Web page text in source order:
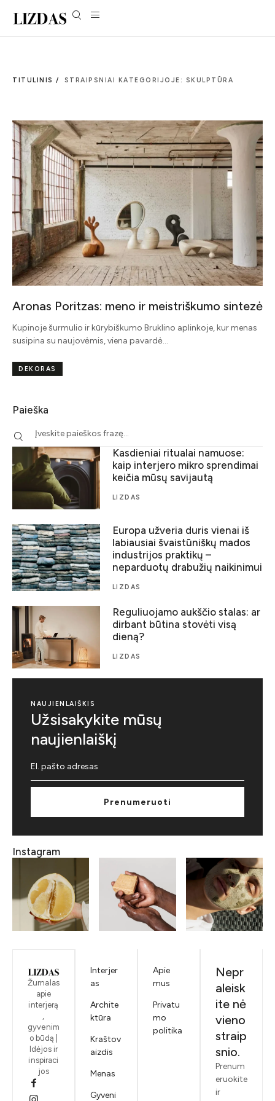
TITULINIS / STRAIPSNIAI KATEGORIJOJE: SKULPTŪRA
Aronas Poritzas: meno ir meistriškumo sintezė
Kupinoje šurmulio ir kūrybiškumo Bruklino aplinkoje, kur menas
susipina su naujovėmis, viena pavardė…
DEKORAS
Paieška
Kasdieniai ritualai namuose:
kaip interjero mikro sprendimai
keičia mūsų savijautą
LIZDAS
Europa užveria duris vienai iš
labiausiai švaistūniškų mados
industrijos praktikų –
neparduotų drabužių naikinimui
LIZDAS
Reguliuojamo aukščio stalas: ar
dirbant būtina stovėti visą
dieną?
LIZDAS
NAUJIENLAIŠKIS
Užsisakykite mūsų
naujienlaiškį
Prenumeruoti
Instagram
Žurnalas
apie
interjerą
,
gyvenim
o būdą |
Idėjos ir
inspiraci
jos
Interjer
as
Archite
ktūra
Kraštov
aizdis
Menas
Gyveni
Apie
mus
Privatu
mo
politika
Nepr
aleisk
ite nė
vieno
straip
snio.
Prenum
eruokite
ir